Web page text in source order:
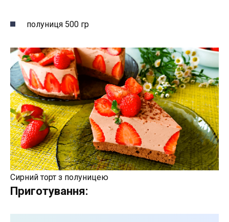
полуниця 500 гр
Сирний торт з полуницею
Приготування: